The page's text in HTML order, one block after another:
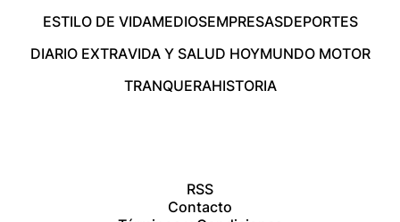
ESTILO DE VIDAMEDIOSEMPRESASDEPORTES
DIARIO EXTRAVIDA Y SALUD HOYMUNDO MOTOR
TRANQUERAHISTORIA
RSS
Contacto